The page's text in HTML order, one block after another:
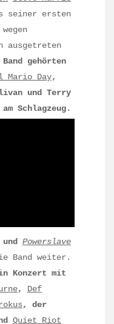
seiner ersten
wegen
ausgetreten
gehörten
Mario Day,
und Terry
Schlagzeug.
Powerslave
Band weiter.
Konzert mit
, Def
, der
Quiet Riot